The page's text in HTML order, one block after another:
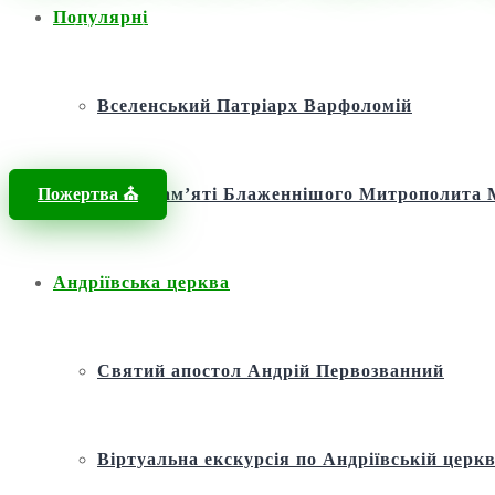
Популярні
Вселенський Патріарх Варфоломій
Фонд пам’яті Блаженнішого
Андріївська церква
Святий апостол Андрій Первозванний
Віртуальна екскурсія по Андріївській
Пожертва ⛪️
Головна / Новини /